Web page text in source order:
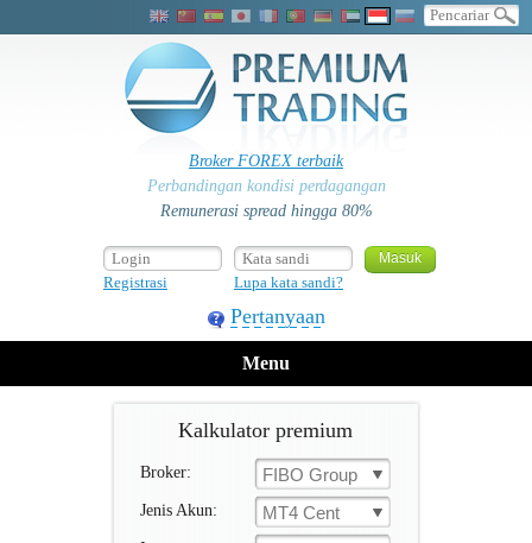
Broker FOREX terbaik
Perbandingan kondisi perdagangan
Remunerasi spread hingga 80%
Registrasi Lupa kata sandi?
Pertanyaan
Menu
Kalkulator premium
Broker: FIBO Group
Jenis Akun: MT4 Cent